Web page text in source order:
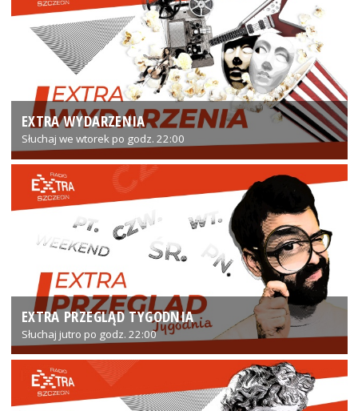
EXTRA WYDARZENIA
Słuchaj we wtorek po godz. 22:00
EXTRA PRZEGLĄD TYGODNIA
Słuchaj jutro po godz. 22:00